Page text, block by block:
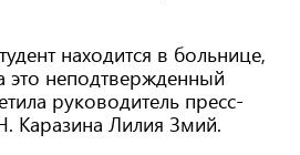
находится в больнице,
это неподтвержденный
руководитель пресс-
Каразина Лилия Змий.